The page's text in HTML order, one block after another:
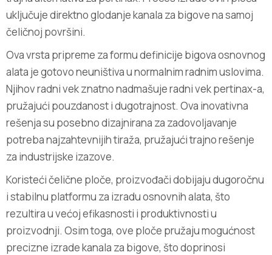
uključuje direktno glodanje kanala za bigove na samoj
čeličnoj površini.
Ova vrsta pripreme za formu definicije bigova osnovnog
alata je gotovo neuništiva u normalnim radnim uslovima.
Njihov radni vek znatno nadmašuje radni vek pertinax-a,
pružajući pouzdanost i dugotrajnost. Ova inovativna
rešenja su posebno dizajnirana za zadovoljavanje
potreba najzahtevnijih tiraža, pružajući trajno rešenje
za industrijske izazove.
Koristeći čelične ploče, proizvođači dobijaju dugoročnu
i stabilnu platformu za izradu osnovnih alata, što
rezultira u većoj efikasnosti i produktivnosti u
proizvodnji. Osim toga, ove ploče pružaju mogućnost
precizne izrade kanala za bigove, što doprinosi